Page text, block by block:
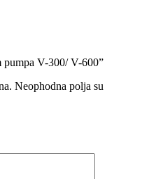
V-300/ V-600”
Neophodna polja su